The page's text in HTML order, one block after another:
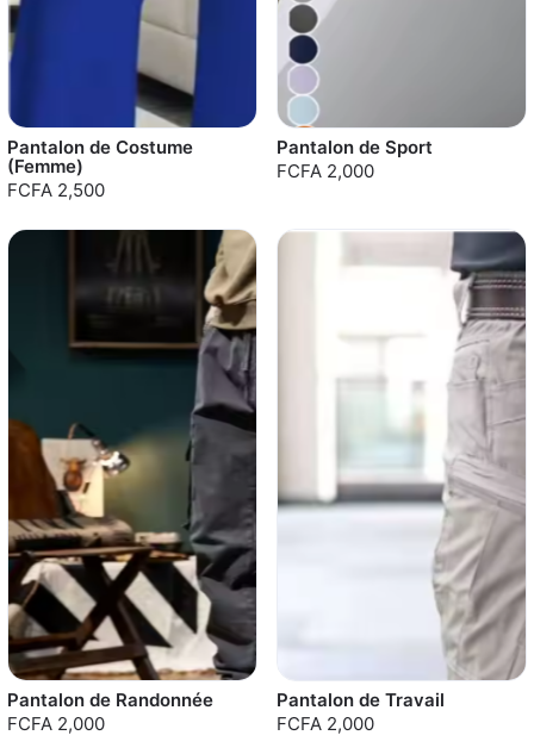
Pantalon de Costume
(Femme)
FCFA 2,500
Pantalon de Sport
FCFA 2,000
Pantalon de Randonnée
FCFA 2,000
Pantalon de Travail
FCFA 2,000